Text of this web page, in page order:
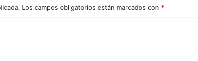
Los campos obligatorios están marcados con *